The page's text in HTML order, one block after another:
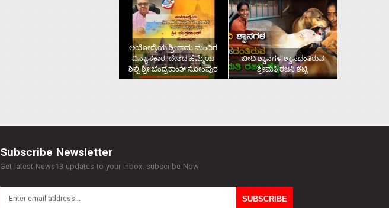
ಅಯೋಧ್ಯೆಯ ಶ್ರೀರಾಮ ಮಂದಿರ
ವಿನ್ಯಾಸಕಾರ, ದೇಶದ ಹೆಮ್ಮೆಯ
ಶಿಲ್ಪಿ ಶ್ರೀ ಚಂದ್ರಕಾಂತ್‌ ಸೋಂಪುರ
ಬೀದಿ ಶ್ವಾನಗಳ ಶ್ವಾಸದಂತಿರುವ
ಶ್ರೀಮತಿ ರಜನಿ ಶೆಟ್ಟಿ
Subscribe Newsletter
Get latest News13 updates to your inbox. subscribe Now